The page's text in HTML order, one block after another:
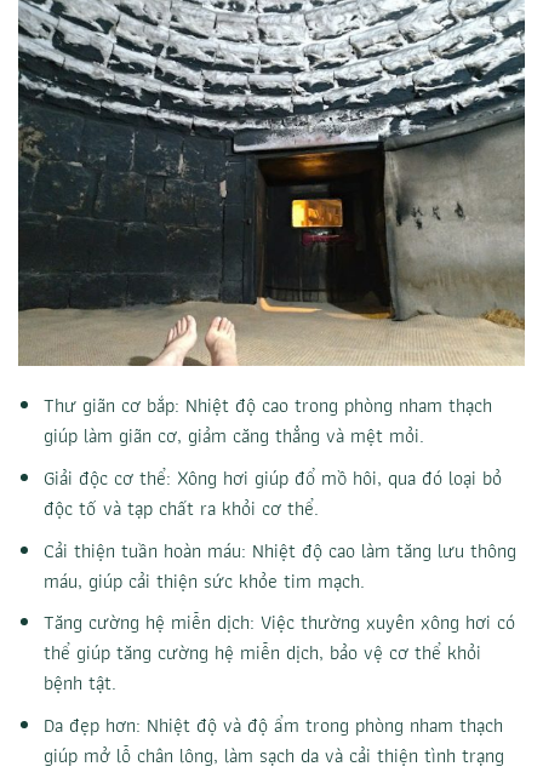
Thư giãn cơ bắp: Nhiệt độ cao trong phòng nham thạch
giúp làm giãn cơ, giảm căng thẳng và mệt mỏi.
Giải độc cơ thể: Xông hơi giúp đổ mồ hôi, qua đó loại bỏ
độc tố và tạp chất ra khỏi cơ thể.
Cải thiện tuần hoàn máu: Nhiệt độ cao làm tăng lưu thông
máu, giúp cải thiện sức khỏe tim mạch.
Tăng cường hệ miễn dịch: Việc thường xuyên xông hơi có
thể giúp tăng cường hệ miễn dịch, bảo vệ cơ thể khỏi
bệnh tật.
Da đẹp hơn: Nhiệt độ và độ ẩm trong phòng nham thạch
giúp mở lỗ chân lông, làm sạch da và cải thiện tình trạng